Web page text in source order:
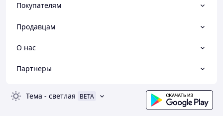
Покупателям
Продавцам
О нас
Партнеры
Тема - светлая BETA